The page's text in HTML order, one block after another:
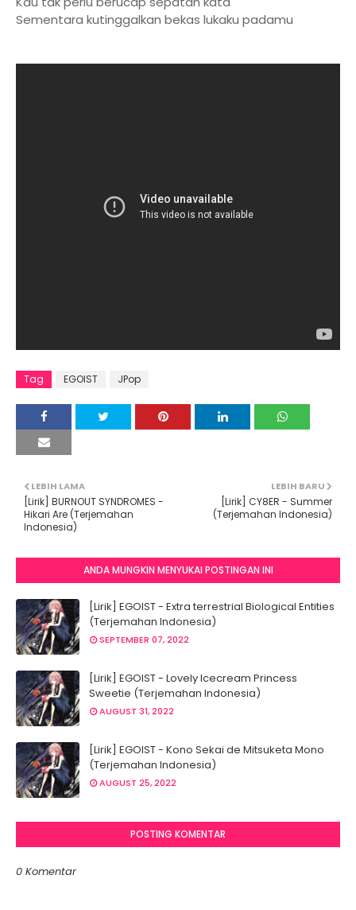
Sementara kutinggalkan bekas lukaku padamu
Tag EGOIST JPop
LEBIH BARU
[Lirik] CY8ER - Summer
(Terjemahan Indonesia)
LEBIH LAMA
[Lirik] BURNOUT SYNDROMES -
Hikari Are (Terjemahan
Indonesia)
ANDA MUNGKIN MENYUKAI POSTINGAN INI
[Lirik] EGOIST - Extra terrestrial Biological Entities
(Terjemahan Indonesia)
SEPTEMBER 07, 2022
[Lirik] EGOIST - Lovely Icecream Princess
Sweetie (Terjemahan Indonesia)
AUGUST 31, 2022
[Lirik] EGOIST - Kono Sekai de Mitsuketa Mono
(Terjemahan Indonesia)
AUGUST 25, 2022
POSTING KOMENTAR
0 Komentar